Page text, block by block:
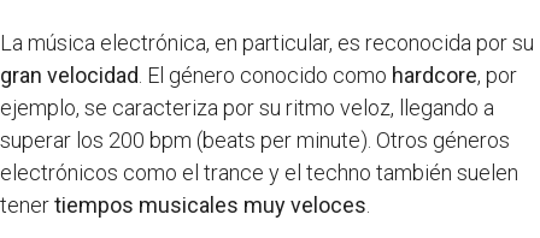
La música electrónica, en particular, es reconocida por su
gran velocidad . El género conocido como hardcore, por
ejemplo, se caracteriza por su ritmo veloz, llegando a
superar los 200 bpm (beats per minute). Otros géneros
electrónicos como el trance y el techno también suelen
tenertiempos musicales muy veloces